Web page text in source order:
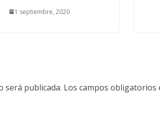
1 septiembre, 2020
será publicada. Los campos obligatorios